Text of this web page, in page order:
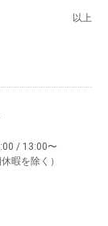
以上
/ 13:00〜
暇を除く）